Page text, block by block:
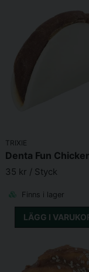
Mejladress
Ja, ni får
TRIXIE
35 kr / Styck
Finns i lager
LÄGG I